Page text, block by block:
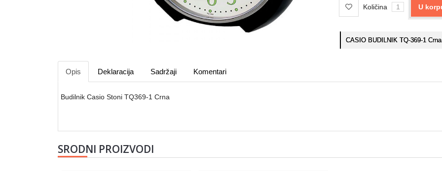
Količina U
CASIO BUDILNIK TQ-369-1 Crna
Opis Deklaracija Sadržaji Komentari
Budilnik Casio Stoni TQ369-1 Crna
SRODNI PROIZVODI